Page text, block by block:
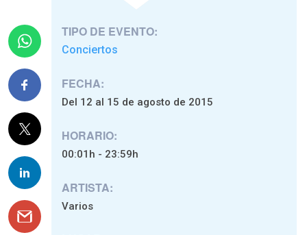
TIPO DE EVENTO:
Conciertos
FECHA:
Del 12 al 15 de agosto de 2015
HORARIO:
00:01h - 23:59h
ARTISTA:
Varios